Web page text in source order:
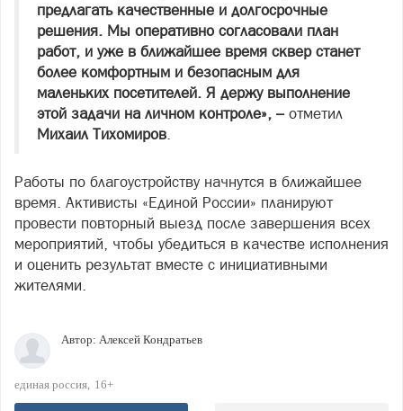
предлагать качественные и долгосрочные
решения. Мы оперативно согласовали план
работ, и уже в ближайшее время сквер станет
более комфортным и безопасным для
маленьких посетителей. Я держу выполнение
этой задачи на личном контроле», – отметил
Михаил Тихомиров.
Работы по благоустройству начнутся в ближайшее
время. Активисты «Единой России» планируют
провести повторный выезд после завершения всех
мероприятий, чтобы убедиться в качестве исполнения
и оценить результат вместе с инициативными
жителями.
Автор: Алексей Кондратьев
единая россия 16+